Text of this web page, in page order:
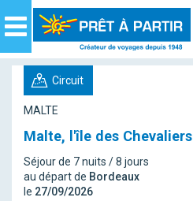
Navigation
Circuit
MALTE
Malte, l'île des Chevaliers
Séjour de 7 nuits / 8 jours
au départ de Bordeaux
le 27/09/2026
Panneau de gestion des cookies